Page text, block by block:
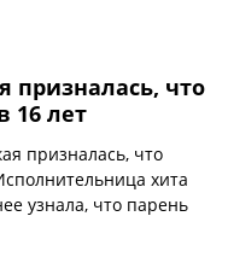
призналась, что
16 лет
призналась, что
хита
узнала, что парень